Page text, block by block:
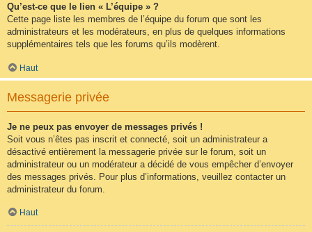
Qu’est-ce que le lien « L’équipe » ?
Cette page liste les membres de l’équipe du forum que sont les
administrateurs et les modérateurs, en plus de quelques informations
supplémentaires tels que les forums qu’ils modèrent.
Haut
Messagerie privée
Je ne peux pas envoyer de messages privés !
Soit vous n’êtes pas inscrit et connecté, soit un administrateur a
désactivé entièrement la messagerie privée sur le forum, soit un
administrateur ou un modérateur a décidé de vous empêcher d’envoyer
des messages privés. Pour plus d’informations, veuillez contacter un
administrateur du forum.
Haut